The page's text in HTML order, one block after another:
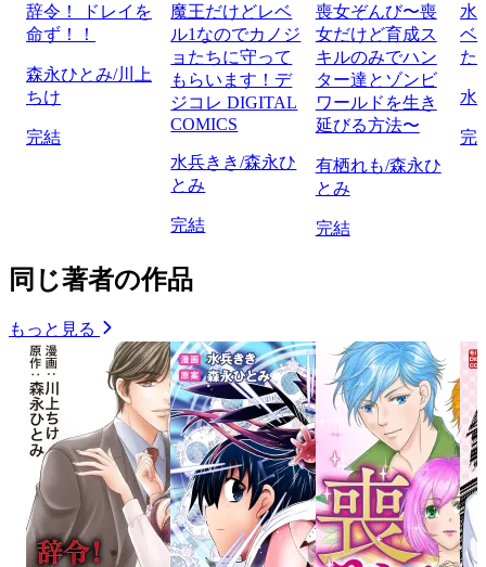
辞令！ ドレイを
命ず！！
森永ひとみ/川上
ちけ
完結
魔王だけどレベ
ル1なのでカノジ
ョたちに守って
もらいます！デ
ジコレ DIGITAL
COMICS
水兵きき/森永ひ
とみ
完結
喪女ぞんび〜喪
女だけど育成ス
キルのみでハン
ター達とゾンビ
ワールドを生き
延びる方法〜
有栖れも/森永ひ
とみ
完結
水
ベ
た
水
完
同じ著者の作品
もっと見る